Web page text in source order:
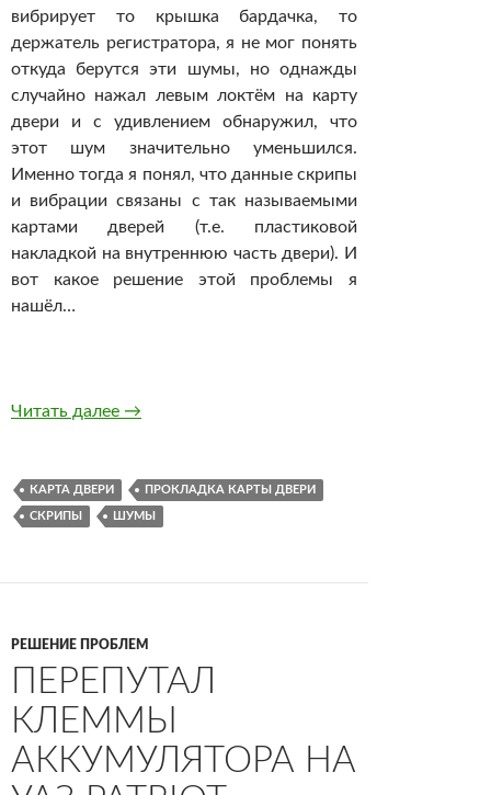
вибрирует то крышка бардачка, то
держатель регистратора, я не мог понять
откуда берутся эти шумы, но однажды
случайно нажал левым локтём на карту
двери и с удивлением обнаружил, что
этот шум значительно уменьшился.
Именно тогда я понял, что данные скрипы
и вибрации связаны с так называемыми
картами дверей (т.е. пластиковой
накладкой на внутреннюю часть двери). И
вот какое решение этой проблемы я
нашёл…
Читать далее Устраняем скрипы и вибрации в дверях УАЗ
→
КАРТА ДВЕРИ ПРОКЛАДКА КАРТЫ ДВЕРИ
СКРИПЫ ШУМЫ
РЕШЕНИЕ ПРОБЛЕМ
ПЕРЕПУТАЛ
КЛЕММЫ
АККУМУЛЯТОРА НА